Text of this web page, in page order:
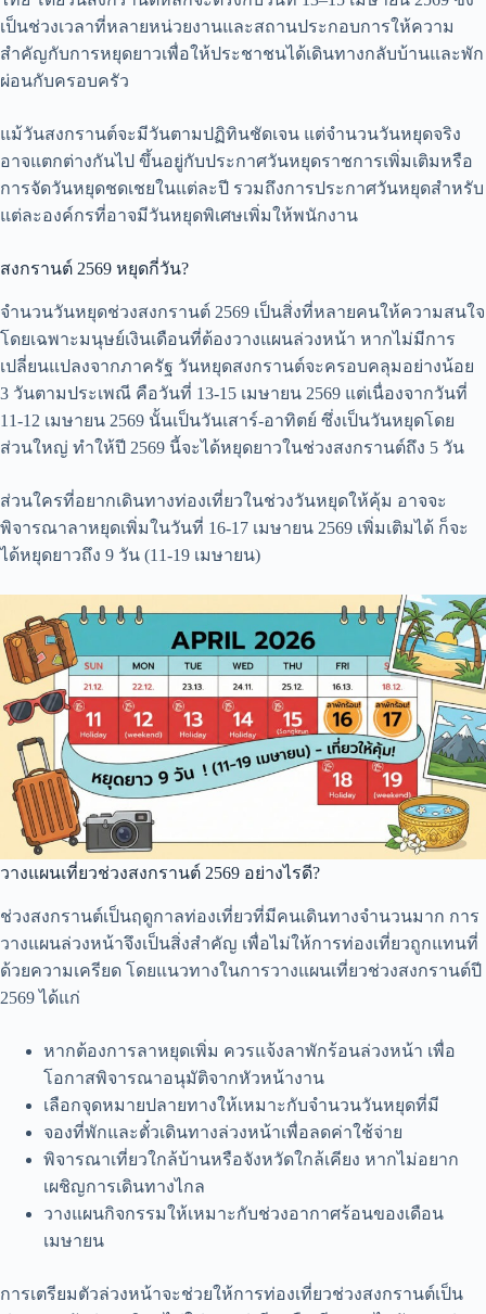
เป็นช่วงเวลาที่หลายหน่วยงานและสถานประกอบการให้ความ
สำคัญกับการหยุดยาวเพื่อให้ประชาชนได้เดินทางกลับบ้านและพัก
ผ่อนกับครอบครัว
แม้วันสงกรานต์จะมีวันตามปฏิทินชัดเจน แต่จำนวนวันหยุดจริง
อาจแตกต่างกันไป ขึ้นอยู่กับประกาศวันหยุดราชการเพิ่มเติมหรือ
การจัดวันหยุดชดเชยในแต่ละปี รวมถึงการประกาศวันหยุดสำหรับ
แต่ละองค์กรที่อาจมีวันหยุดพิเศษเพิ่มให้พนักงาน
สงกรานต์ 2569 หยุดกี่วัน?
จำนวนวันหยุดช่วงสงกรานต์ 2569 เป็นสิ่งที่หลายคนให้ความสนใจ
โดยเฉพาะมนุษย์เงินเดือนที่ต้องวางแผนล่วงหน้า หากไม่มีการ
เปลี่ยนแปลงจากภาครัฐ วันหยุดสงกรานต์จะครอบคลุมอย่างน้อย
3 วันตามประเพณี คือวันที่ 13-15 เมษายน 2569 แต่เนื่องจากวันที่
11-12 เมษายน 2569 นั้นเป็นวันเสาร์-อาทิตย์ ซึ่งเป็นวันหยุดโดย
ส่วนใหญ่ ทำให้ปี 2569 นี้จะได้หยุดยาวในช่วงสงกรานต์ถึง 5 วัน
ส่วนใครที่อยากเดินทางท่องเที่ยวในช่วงวันหยุดให้คุ้ม อาจจะ
พิจารณาลาหยุดเพิ่มในวันที่ 16-17 เมษายน 2569 เพิ่มเติมได้ ก็จะ
ได้หยุดยาวถึง 9 วัน (11-19 เมษายน)
วางแผนเที่ยวช่วงสงกรานต์ 2569 อย่างไรดี?
ช่วงสงกรานต์เป็นฤดูกาลท่องเที่ยวที่มีคนเดินทางจำนวนมาก การ
วางแผนล่วงหน้าจึงเป็นสิ่งสำคัญ เพื่อไม่ให้การท่องเที่ยวถูกแทนที่
ด้วยความเครียด โดยแนวทางในการวางแผนเที่ยวช่วงสงกรานต์ปี
2569 ได้แก่
หากต้องการลาหยุดเพิ่ม ควรแจ้งลาพักร้อนล่วงหน้า เพื่อ
โอกาสพิจารณาอนุมัติจากหัวหน้างาน
เลือกจุดหมายปลายทางให้เหมาะกับจำนวนวันหยุดที่มี
จองที่พักและตั๋วเดินทางล่วงหน้าเพื่อลดค่าใช้จ่าย
พิจารณาเที่ยวใกล้บ้านหรือจังหวัดใกล้เคียง หากไม่อยาก
เผชิญการเดินทางไกล
วางแผนกิจกรรมให้เหมาะกับช่วงอากาศร้อนของเดือน
เมษายน
การเตรียมตัวล่วงหน้าจะช่วยให้การท่องเที่ยวช่วงสงกรานต์เป็น